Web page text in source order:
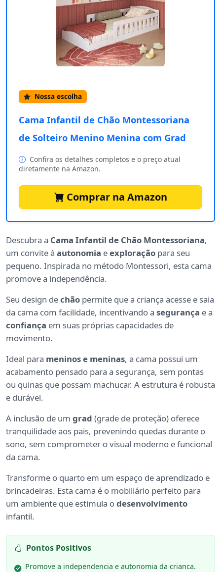
Nossa escolha
Cama Infantil de Chão Montessoriana
de Solteiro Menino Menina com Grad
Confira os detalhes completos e o preço atual
diretamente na Amazon.
Comprar na Amazon
Descubra a Cama Infantil de Chão Montessoriana,
um convite à autonomia eexploração para seu
pequeno. Inspirada no método Montessori, esta cama
promove a independência.
Seu design dechão permite que a criança acesse e saia
da cama com facilidade, incentivando a segurança e a
confiança em suas próprias capacidades de
movimento.
Ideal para meninos e meninas, a cama possui um
acabamento pensado para a segurança, sem pontas
ou quinas que possam machucar. A estrutura é robusta
e durável.
A inclusão de um grad (grade de proteção) oferece
tranquilidade aos pais, prevenindo quedas durante o
sono, sem comprometer o visual moderno e funcional
da cama.
Transforme o quarto em um espaço de aprendizado e
brincadeiras. Esta cama é o mobiliário perfeito para
um ambiente que estimula odesenvolvimento
infantil.
Pontos Positivos
Promove a independencia e autonomia da crianca.